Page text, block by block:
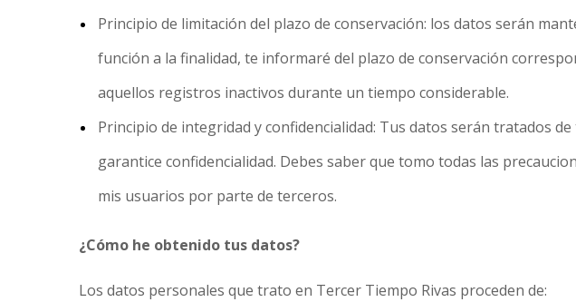
Principio de limitación del plazo de conservación: los datos serán
función a la finalidad, te informaré del plazo de conservación
aquellos registros inactivos durante un tiempo considerable.
Principio de integridad y confidencialidad: Tus datos serán tratados
garantice confidencialidad. Debes saber que tomo todas las
mis usuarios por parte de terceros.
¿Cómo he obtenido tus datos?
Los datos personales que trato en Tercer Tiempo Rivas proceden de: